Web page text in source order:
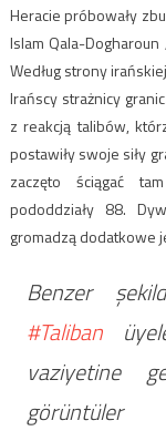
Heracie próbowały
Islam Qala-
Według strony
Irańscy strażnicy
z reakcją talibów,
postawiły swoje siły
zaczęto ściągać
pododdziały 88.
gromadzą dodatkowe
Benzer
#Taliban
vaziyetine
görüntüler